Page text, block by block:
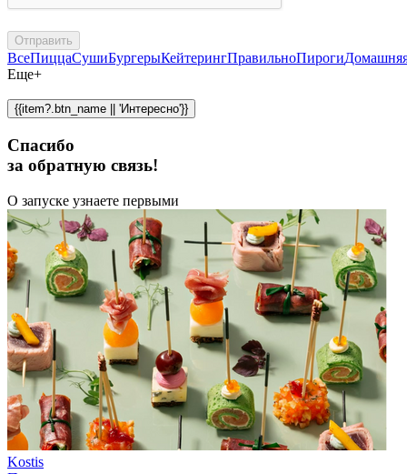
Отправить
ВсеПиццаСушиБургерыКейтерингПравильноПироги
Еще+
{{item?.btn_name || 'Интересно'}}
Спасибо
за обратную связь!
О запуске узнаете первыми
Kostis